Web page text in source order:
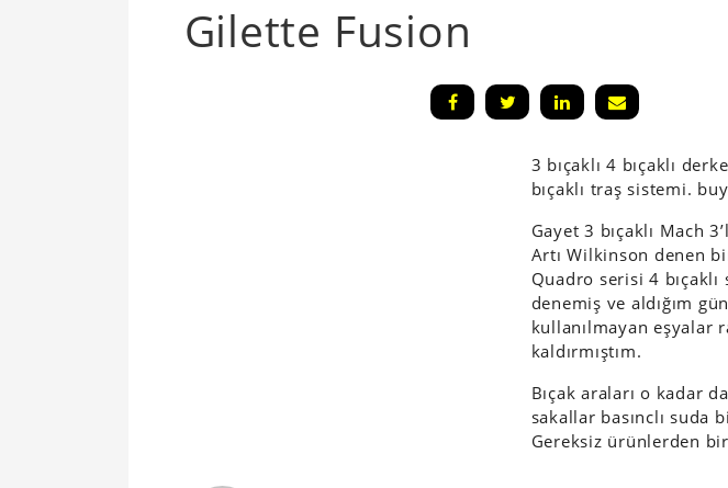
Gilette Fusion
3 bıçaklı 4 bıçaklı
bıçaklı traş sistemi.
Gayet 3 bıçaklı Mach
Artı Wilkinson denen
Quadro serisi 4
denemiş ve aldığım
kullanılmayan eşyalar
kaldırmıştım.
Bıçak araları o kadar
sakallar basınclı suda
Gereksiz ürünlerden